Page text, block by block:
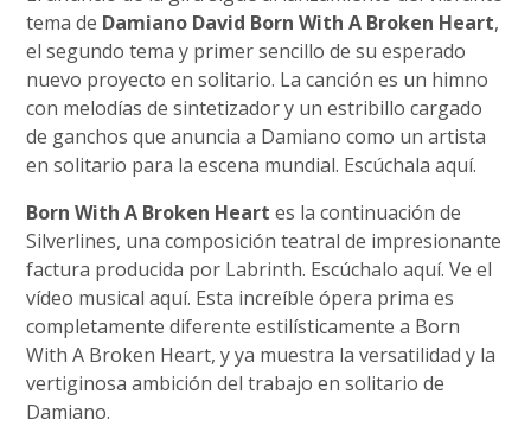
tema de Damiano David Born With A Broken Heart,
el segundo tema y primer sencillo de su esperado
nuevo proyecto en solitario. La canción es un himno
con melodías de sintetizador y un estribillo cargado
de ganchos que anuncia a Damiano como un artista
en solitario para la escena mundial. Escúchala aquí.
Born With A Broken Heart es la continuación de
Silverlines, una composición teatral de impresionante
factura producida por Labrinth. Escúchalo aquí. Ve el
vídeo musical aquí. Esta increíble ópera prima es
completamente diferente estilísticamente a Born
With A Broken Heart, y ya muestra la versatilidad y la
vertiginosa ambición del trabajo en solitario de
Damiano.